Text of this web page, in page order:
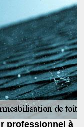
professionnel à